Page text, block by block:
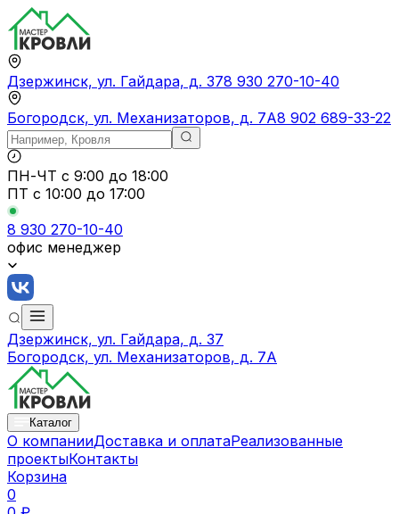
Дзержинск, ул. Гайдара, д. 378 930 270-10-40
Богородск, ул. Механизаторов, д. 7А8 902 689-33-22
ПН-ЧТ с 9:00 до 18:00
ПТ с 10:00 до 17:00
8 930 270-10-40
офис менеджер
Дзержинск, ул. Гайдара, д. 37
Богородск, ул. Механизаторов, д. 7А
Каталог
О компанииДоставка и оплатаРеализованные
проектыКонтакты
Корзина
0